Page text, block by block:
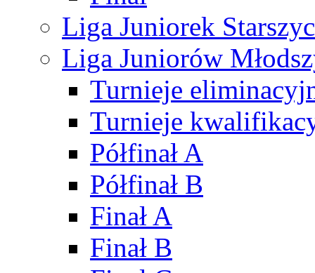
Liga Juniorek
Liga Juniorów
Turnieje
Turnieje
Półfinał A
Półfinał B
Finał A
Finał B